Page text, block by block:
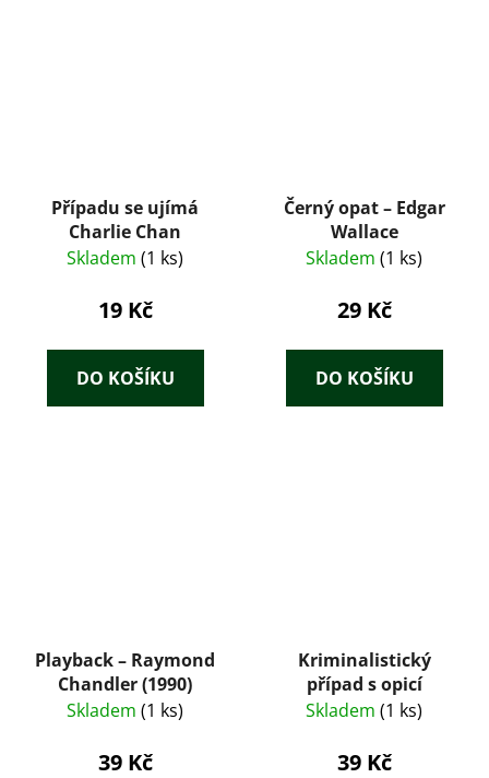
Případu se ujímá
Charlie Chan
Skladem (1 ks)
19 Kč
DO KOŠÍKU
Černý opat – Edgar
Wallace
Skladem (1 ks)
29 Kč
DO KOŠÍKU
Playback – Raymond
Chandler (1990)
Skladem (1 ks)
39 Kč
Kriminalistický
případ s opicí
Skladem (1 ks)
39 Kč